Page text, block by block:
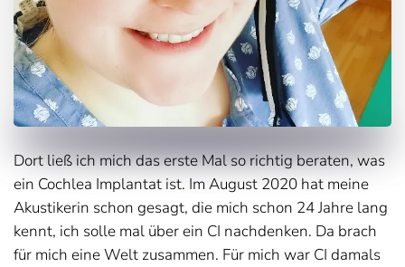
Dort ließ ich mich das erste Mal so richtig beraten, was
ein Cochlea Implantat ist. Im August 2020 hat meine
Akustikerin schon gesagt, die mich schon 24 Jahre lang
kennt, ich solle mal über ein CI nachdenken. Da brach
für mich eine Welt zusammen. Für mich war CI damals